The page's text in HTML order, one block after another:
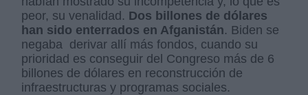
peor, su venalidad. Dos billones de dólares
han sido enterrados en Afganistán. Biden se
negaba derivar allí más fondos, cuando su
prioridad es conseguir del Congreso más de 6
billones de dólares en reconstrucción de
infraestructuras y programas sociales.